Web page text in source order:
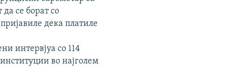
се борат со
дека платиле
интервјуа со 114
во најголем